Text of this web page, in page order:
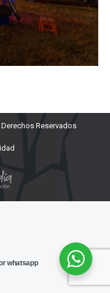
Reservados
whatsapp